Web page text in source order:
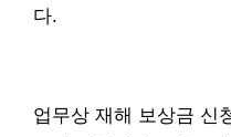
다.
업무상 재해 보상금 신